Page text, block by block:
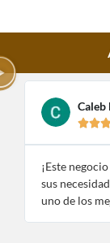
Caleb

¡Este
sus
uno de los